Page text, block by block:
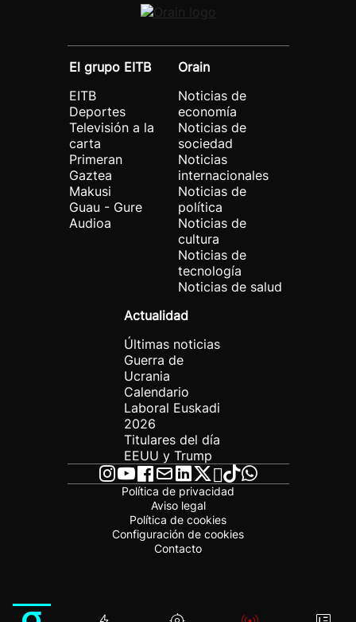
El grupo EITB
EITB
Deportes
Televisión a la
carta
Primeran
Gaztea
Makusi
Guau - Gure
Audioa
Orain
Noticias de
economía
Noticias de
sociedad
Noticias
internacionales
Noticias de
política
Noticias de
cultura
Noticias de
tecnología
Noticias de salud
Actualidad
Últimas noticias
Guerra de
Ucrania
Calendario
Laboral Euskadi
2026
Titulares del día
EEUU y Trump
Política de privacidad
Aviso legal
Política de cookies
Configuración de cookies
Contacto